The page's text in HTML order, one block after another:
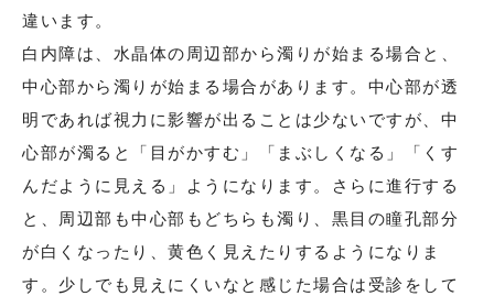
違います。
白内障は、水晶体の周辺部から濁りが始まる場合と、
中心部から濁りが始まる場合があります。中心部が透
明であれば視力に影響が出ることは少ないですが、中
心部が濁ると「目がかすむ」「まぶしくなる」「くす
んだように見える」ようになります。さらに進行する
と、周辺部も中心部もどちらも濁り、黒目の瞳孔部分
が白くなったり、黄色く見えたりするようになりま
す。少しでも見えにくいなと感じた場合は受診をして